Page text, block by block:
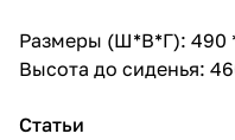
Размеры (Ш*В*Г): 490
Высота до сиденья:
Статьи